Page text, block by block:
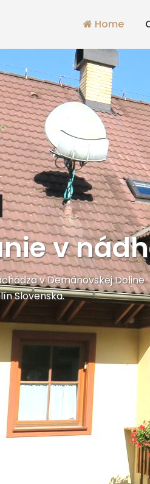
Home
v
v Demänovskej Doline
Slovenska.